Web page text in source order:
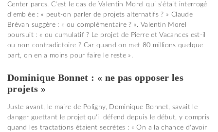
Center parcs. C'est le cas de Valentin Morel qui s'était interrogé
d'emblée : « peut-on parler de projets alternatifs ? » Claude
Brévan suggère : « ou complémentaire ? ». Valentin Morel
poursuit : « ou cumulatif ? Le projet de Pierre et Vacances est-il
ou non contradictoire ? Car quand on met 80 millions quelque
part, on en a moins pour faire le reste ».
Dominique Bonnet : « ne pas opposer les
projets »
Juste avant, le maire de Poligny, Dominique Bonnet, savait le
danger guettant le projet qu'il défend depuis le début, y compris
quand les tractations étaient secrètes : « On a la chance d'avoir